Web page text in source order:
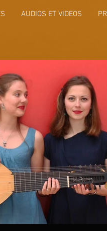
AUDIOS ET VIDEOS